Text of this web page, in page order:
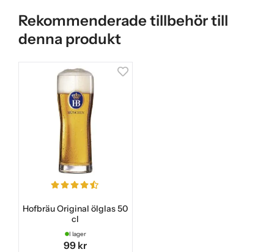
Rekommenderade tillbehör till
denna produkt
Hofbräu Original ölglas 50
cl
I lager
99 kr